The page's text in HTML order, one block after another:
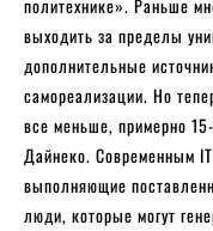
политехнике». Раньше
выходить за пределы
дополнительные
самореализации. Но
все меньше, примерно
Дайнеко. Современным
выполняющие
люди, которые могут